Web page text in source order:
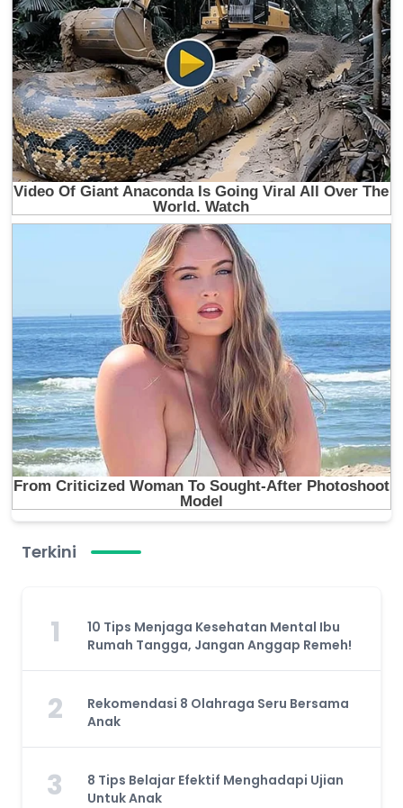
Terkini
1
10 Tips Menjaga Kesehatan Mental Ibu
Rumah Tangga, Jangan Anggap Remeh!
2
Rekomendasi 8 Olahraga Seru Bersama
Anak
3
8 Tips Belajar Efektif Menghadapi Ujian
Untuk Anak